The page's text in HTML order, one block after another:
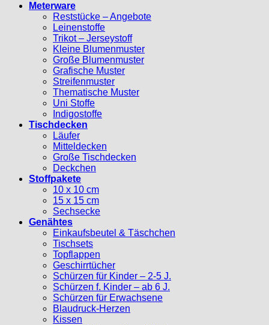
Meterware
Reststücke – Angebote
Leinenstoffe
Trikot – Jerseystoff
Kleine Blumenmuster
Große Blumenmuster
Grafische Muster
Streifenmuster
Thematische Muster
Uni Stoffe
Indigostoffe
Tischdecken
Läufer
Mitteldecken
Große Tischdecken
Deckchen
Stoffpakete
10 x 10 cm
15 x 15 cm
Sechsecke
Genähtes
Einkaufsbeutel & Täschchen
Tischsets
Topflappen
Geschirrtücher
Schürzen für Kinder – 2-5 J.
Schürzen f. Kinder – ab 6 J.
Schürzen für Erwachsene
Blaudruck-Herzen
Kissen